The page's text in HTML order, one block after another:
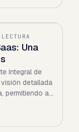
Una
integral de
detallada
permitiendo a